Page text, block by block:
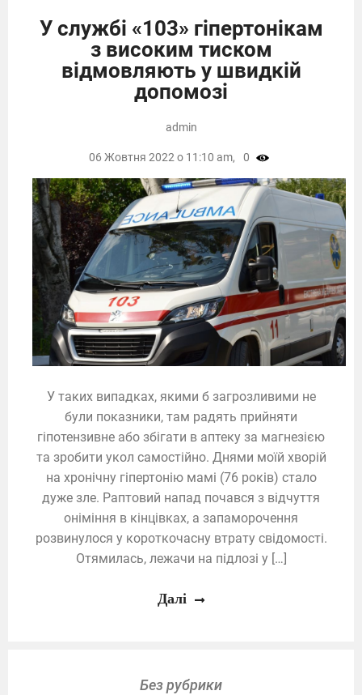
У службі «103» гіпертонікам
з високим тиском
відмовляють у швидкій
допомозі
У таких випадках, якими б загрозливими не
були показники, там радять прийняти
гіпотензивне або збігати в аптеку за магнезією
та зробити укол самостійно. Днями моїй хворій
на хронічну гіпертонію мамі (76 років) стало
дуже зле. Раптовий напад почався з відчуття
оніміння в кінцівках, а запаморочення
розвинулося у короткочасну втрату свідомості.
Отямилась, лежачи на підлозі у […]
admin
06 Жовтня 2022 о 11:10 am, 0
Далі
Без рубрики